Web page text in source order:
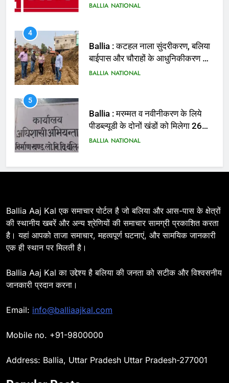
BALLIA NATIONAL
4
Ballia : कटहल नाला सुंदरीकरण, बलिया
बाईपास और चौराहों के आधुनिकीकरण की
तैयारी तेज
BALLIA NATIONAL
5
Ballia : मरम्मत व नवीनीकरण के लिये
पीडब्ल्यूडी के दोनों खंडों को मिलेगा 26
करोड़
BALLIA NATIONAL
6
BALLIA NATIONAL
7
BALLIA NATIONAL
Ballia : दिल्ली ब्लास्ट के बाद बलिया में
के साथ रेलवे स्टेशन व शहर में किया पैदल
Ballia Aaj Kal एक समाचार पोर्टल है जो बलिया और आस-पास के क्षेत्रों
की स्थानीय खबरें और अन्य श्रेणियों की समाचार सामग्री प्रकाशित करता
है। यहां आपको ताजा समाचार, महत्वपूर्ण घटनाएं, और सामयिक जानकारी
एक ही स्थान पर मिलती है।
Ballia Aaj Kal का उद्देश्य है बलिया की जनता को सटीक और विश्वसनीय
जानकारी प्रदान करना।
Email: info@balliaajkal.com
Mobile no. +91-9800000
Address: Ballia, Uttar Pradesh Uttar Pradesh-277001